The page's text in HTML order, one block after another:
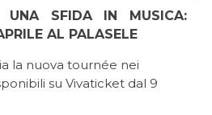
SFIDA IN MUSICA:
AL PALASELE
la nuova tournée nei
su Vivaticket dal 9